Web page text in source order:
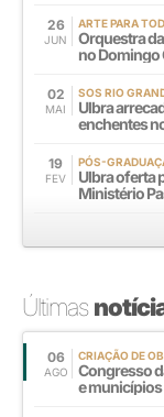
26
JUN
ARTE PARA
Orquestra
no Domingo
02
MAI
SOS RIO
Ulbra
enchentes
19
FEV
PÓS-
Ulbra oferta
Ministério
Últimas
06
AGO
CRIAÇÃO DE
Congresso
e municípios